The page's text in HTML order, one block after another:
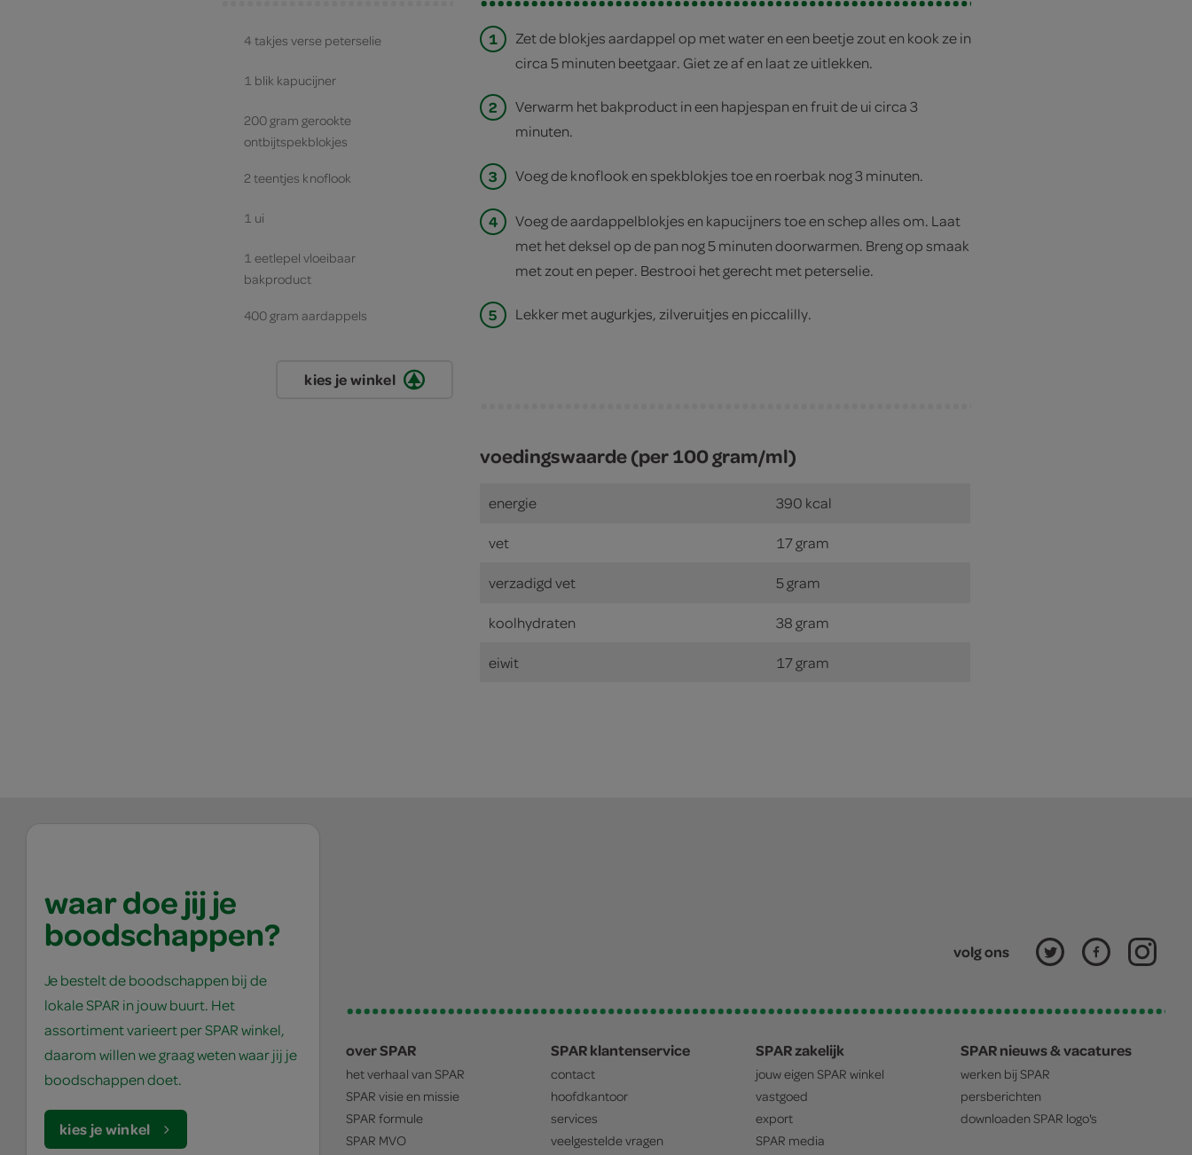
4 takjes verse peterselie
1 blik kapucijner
200 gram gerookte
ontbijtspekblokjes
2 teentjes knoflook
1 ui
1 eetlepel vloeibaar
bakproduct
400 gram aardappels
kies je winkel
1
Zet de blokjes aardappel op met water en een beetje zout en kook ze in
circa 5 minuten beetgaar. Giet ze af en laat ze uitlekken.
2
Verwarm het bakproduct in een hapjespan en fruit de ui circa 3
minuten.
3 Voeg de knoflook en spekblokjes toe en roerbak nog 3 minuten.
4
Voeg de aardappelblokjes en kapucijners toe en schep alles om. Laat
met het deksel op de pan nog 5 minuten doorwarmen. Breng op smaak
met zout en peper. Bestrooi het gerecht met peterselie.
5 Lekker met augurkjes, zilveruitjes en piccalilly.
voedingswaarde (per 100 gram/ml)
energie 390 kcal
vet 17 gram
verzadigd vet 5 gram
koolhydraten 38 gram
eiwit 17 gram
waar doe jij je
boodschappen?
Je bestelt de boodschappen bij de
lokale SPAR in jouw buurt. Het
assortiment varieert per SPAR winkel,
daarom willen we graag weten waar jij je
boodschappen doet.
kies je winkel
volg ons
over SPAR
het verhaal van SPAR
SPAR visie en missie
SPAR formule
SPAR MVO
SPAR klantenservice
contact
hoofdkantoor
services
veelgestelde vragen
SPAR zakelijk
jouw eigen SPAR winkel
vastgoed
export
SPAR media
SPAR nieuws & vacatures
werken bij SPAR
persberichten
downloaden SPAR logo's